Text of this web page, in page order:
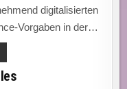
digitalisierten
Vorgaben in der…